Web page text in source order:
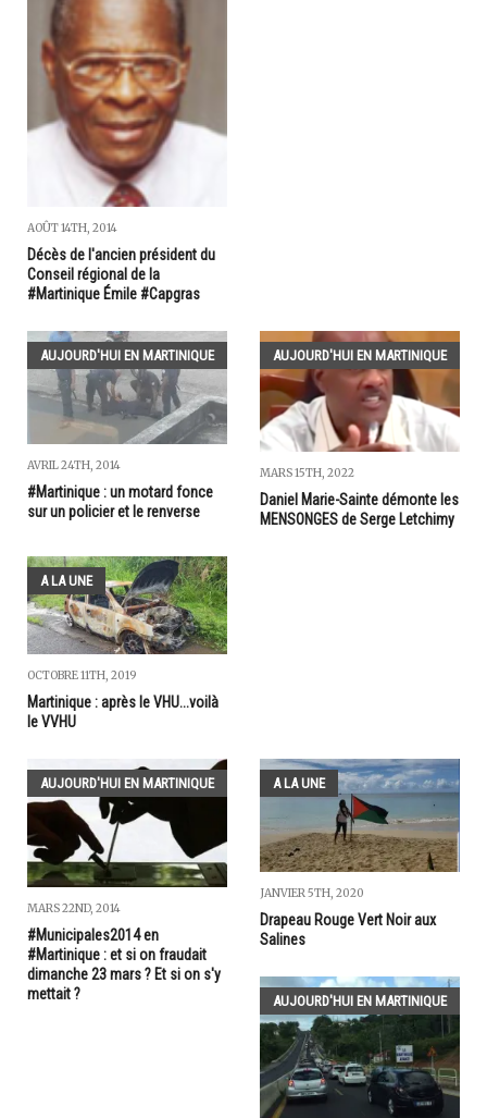
AOÛT 14TH, 2014
Décès de l'ancien président du
Conseil régional de la
#Martinique Émile #Capgras
AUJOURD'HUI EN MARTINIQUE
AVRIL 24TH, 2014
#Martinique : un motard fonce
sur un policier et le renverse
AUJOURD'HUI EN MARTINIQUE
MARS 15TH, 2022
Daniel Marie-Sainte démonte les
MENSONGES de Serge Letchimy
A LA UNE
OCTOBRE 11TH, 2019
Martinique : après le VHU...voilà
le VVHU
AUJOURD'HUI EN MARTINIQUE
MARS 22ND, 2014
#Municipales2014 en
#Martinique : et si on fraudait
dimanche 23 mars ? Et si on s'y
mettait ?
A LA UNE
JANVIER 5TH, 2020
Drapeau Rouge Vert Noir aux
Salines
AUJOURD'HUI EN MARTINIQUE